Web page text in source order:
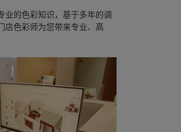
业的色彩知识，基于多年的调
店色彩师为您带来专业、高